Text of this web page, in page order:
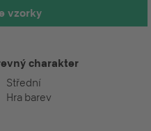
vzorky
charakter
Střední
Hra barev